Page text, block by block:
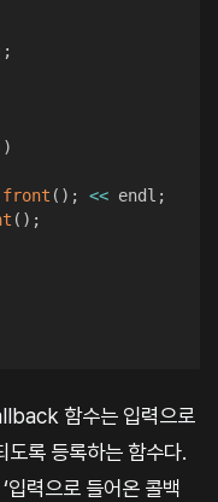
;
)
front ( ) ; << endl ;
( ) ;
함수는 입력으로
도록 등록하는 함수다.
력으로 들어온 콜백